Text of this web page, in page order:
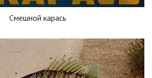
Смешной карась